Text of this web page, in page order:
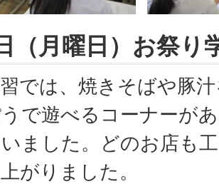
（月曜日）お祭り
では、焼きそばや豚
で遊べるコーナーが
ました。どのお店も
がりました。